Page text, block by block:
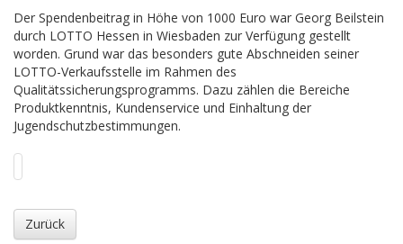
Der Spendenbeitrag in Höhe von 1000 Euro war Georg Beilstein
durch LOTTO Hessen in Wiesbaden zur Verfügung gestellt
worden. Grund war das besonders gute Abschneiden seiner
LOTTO-Verkaufsstelle im Rahmen des
Qualitätssicherungsprogramms. Dazu zählen die Bereiche
Produktkenntnis, Kundenservice und Einhaltung der
Jugendschutzbestimmungen.
Zurück